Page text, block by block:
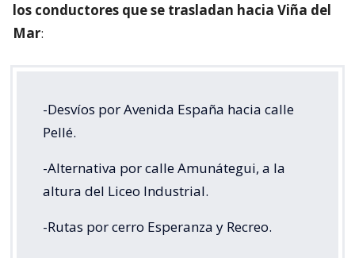
los conductores que se trasladan hacia Viña del
Mar:
-Desvíos por Avenida España hacia calle
Pellé.
-Alternativa por calle Amunátegui, a la
altura del Liceo Industrial.
-Rutas por cerro Esperanza y Recreo.